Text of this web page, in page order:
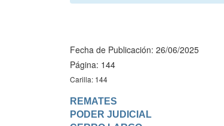
Fecha de Publicación: 26/06/2025
Página: 144
Carilla: 144
REMATES
PODER JUDICIAL